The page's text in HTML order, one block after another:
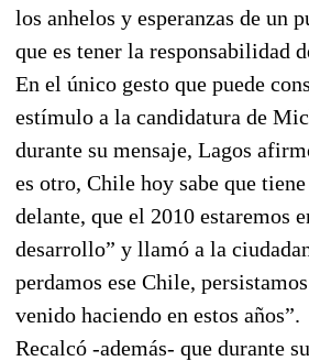
los anhelos y esperanzas de un
que es tener la responsabilidad
En el único gesto que puede
estímulo a la candidatura de
durante su mensaje, Lagos
es otro, Chile hoy sabe que
delante, que el 2010 estaremos
desarrollo” y llamó a la
perdamos ese Chile,
venido haciendo en estos años”.
Recalcó -además- que durante